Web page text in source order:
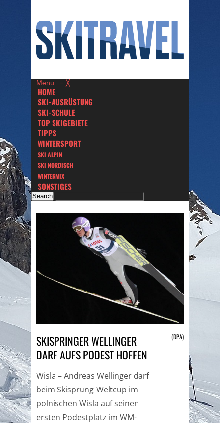
Menu ≡ ╳
HOME
SKI-AUSRÜSTUNG
SKI-SCHULE
TOP SKIGEBIETE
TIPPS
WINTERSPORT
SKI ALPIN
SKI NORDISCH
WINTERMIX
SONSTIGES
SKISPRINGER WELLINGER
DARF AUFS PODEST HOFFEN
(DPA)
Wisla – Andreas Wellinger darf
beim Skisprung-Weltcup im
polnischen Wisla auf seinen
ersten Podestplatz im WM-